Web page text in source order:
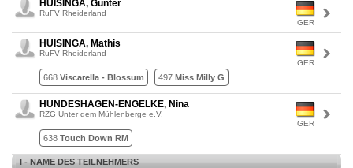
GER
HUISINGA, Günter
RuFV Rheiderland
GER
HUISINGA, Mathis
RuFV Rheiderland
668 Viscarella - Blossum 497 Miss Milly G
GER
HUNDESHAGEN-ENGELKE, Nina
RZG Unter dem Mühlenberge e.V.
638 Touch Down RM
I - NAME DES TEILNEHMERS